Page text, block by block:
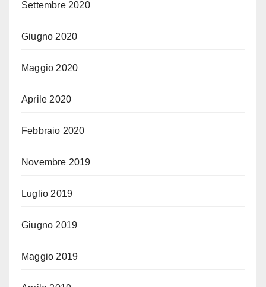
Settembre 2020
Giugno 2020
Maggio 2020
Aprile 2020
Febbraio 2020
Novembre 2019
Luglio 2019
Giugno 2019
Maggio 2019